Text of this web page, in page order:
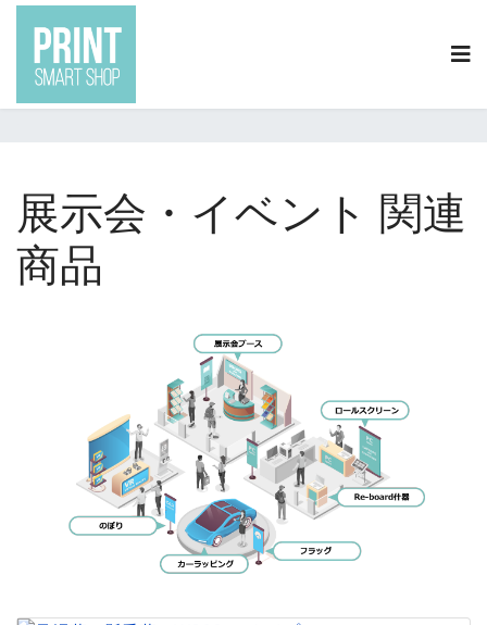
0120-2020-19
現在地:トップ
展示会イベント関連商品
展示会・イベント 関連
商品